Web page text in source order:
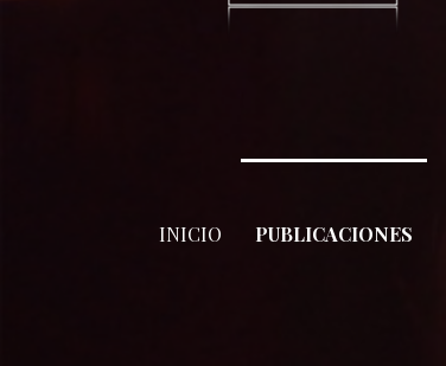
INICIO PUBLICACIONES